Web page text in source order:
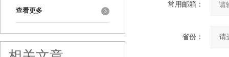
查看更多
常用邮箱：
省份：